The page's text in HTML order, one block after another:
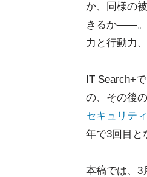
か、同様の
きるか――。
力と行動力
IT Search+
の、その後
セキュリテ
年で3回目と
本稿では、3